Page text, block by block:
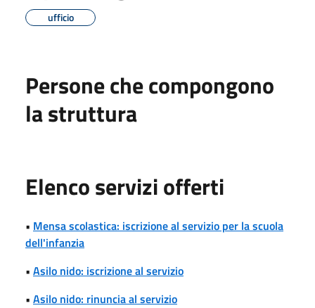
ufficio
Persone che compongono
la struttura
Elenco servizi offerti
• Mensa scolastica: iscrizione al servizio per la scuola
dell'infanzia
• Asilo nido: iscrizione al servizio
• Asilo nido: rinuncia al servizio